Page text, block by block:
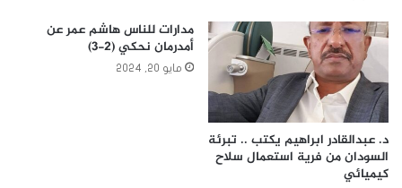
د. عبدالقادر ابراهيم يكتب .. تبرئة
السودان من فرية استعمال سلاح
كيميائي
مدارات للناس هاشم عمر عن
أمدرمان نحكي (٢-٣)
مايو 20, 2024